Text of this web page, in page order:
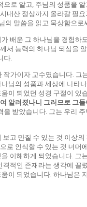
로 알고, 주님의 성품을
내산 정상까지 올라갈 ​필
의 말씀을 읽고 묵상함으
배운 그 하나님을 경험
서 능력의 하나님 되심을
다.
작가이자 교수였습니다.
님의 성품과 세상에 나타
이 되었던 성경 구절이 있
알려졌나니 그러므로 그
받았습니다. 그는 우리
보고 만질 수 있는 것 이
로 인식할 수 있는 것 너
이해하게 되었습니다.
적인 존재라는 생각에
이 되었습니다. 하나님